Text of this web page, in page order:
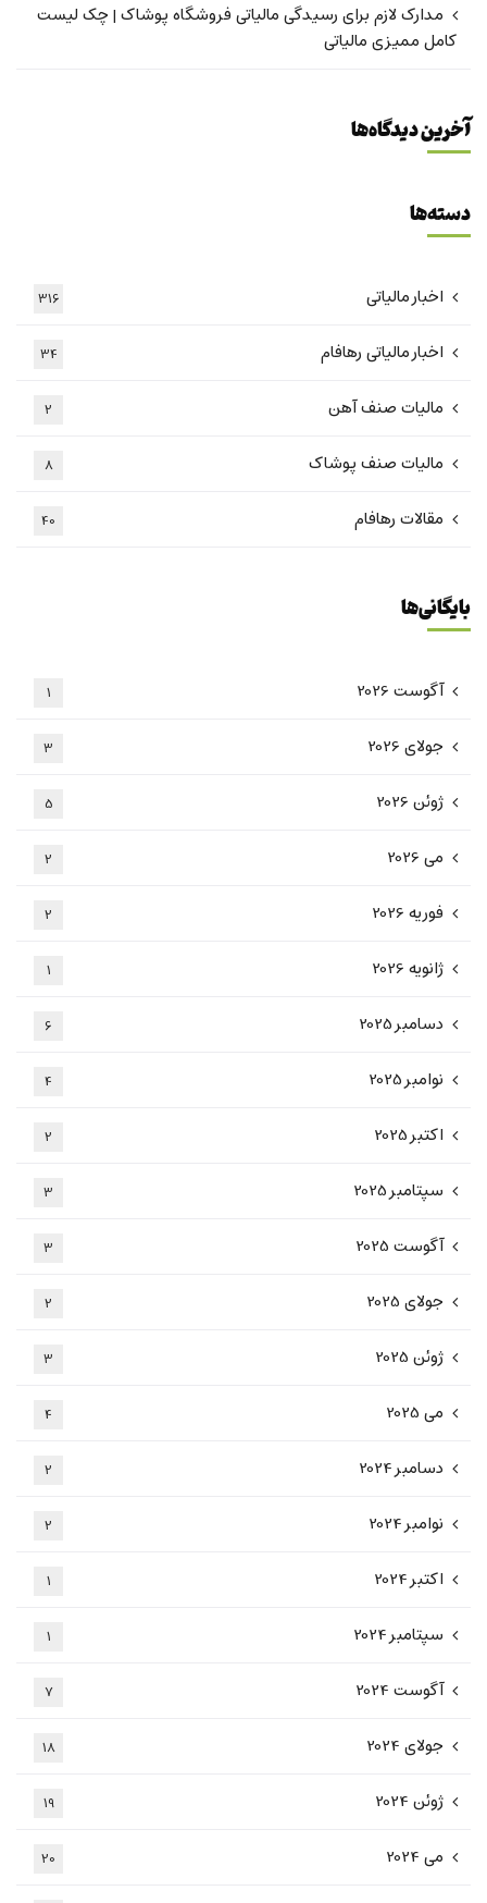
مدارک لازم برای رسیدگی مالیاتی فروشگاه پوشاک | چک لیست
کامل ممیزی مالیاتی
آخرین دیدگاه‌ها
دسته‌ها
اخبار مالیاتی 316
اخبار مالیاتی رهافام 34
مالیات صنف آهن 2
مالیات صنف پوشاک 8
مقالات رهافام 40
بایگانی‌ها
آگوست 2026 1
جولای 2026 3
ژوئن 2026 5
می 2026 2
فوریه 2026 2
ژانویه 2026 1
دسامبر 2025 6
نوامبر 2025 4
اکتبر 2025 2
سپتامبر 2025 3
آگوست 2025 3
جولای 2025 2
ژوئن 2025 3
می 2025 4
دسامبر 2024 2
نوامبر 2024 2
اکتبر 2024 1
سپتامبر 2024 1
آگوست 2024 7
جولای 2024 18
ژوئن 2024 19
می 2024 20